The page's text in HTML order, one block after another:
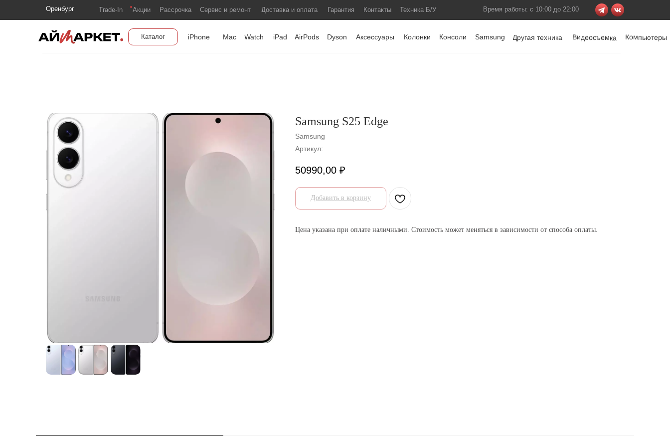
Оренбург Время работы: с 10:00 до 22:00
Техника Б/У
Контакты
Гарантия
Доставка и оплата
Сервис и ремонт
Рассрочка
Trade-In Акции
Каталог Компьютеры
Видеосъемка
Другая техника
Samsung
Консоли
Колонки
Аксессуары
Dyson
AirPods
iPad
Watch
Mac
iPhone
Samsung S25 Edge
Samsung
Артикул:
50990,00 ₽
Добавить в корзину
Цена указана при оплате наличными. Стоимость может меняться в зависимости от способа оплаты.